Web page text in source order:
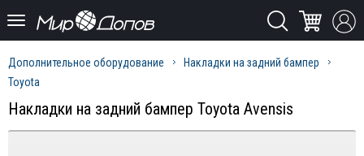
Дополнительное оборудование
Накладки на задний бампер
Toyota
Накладки на задний бампер Toyota Avensis